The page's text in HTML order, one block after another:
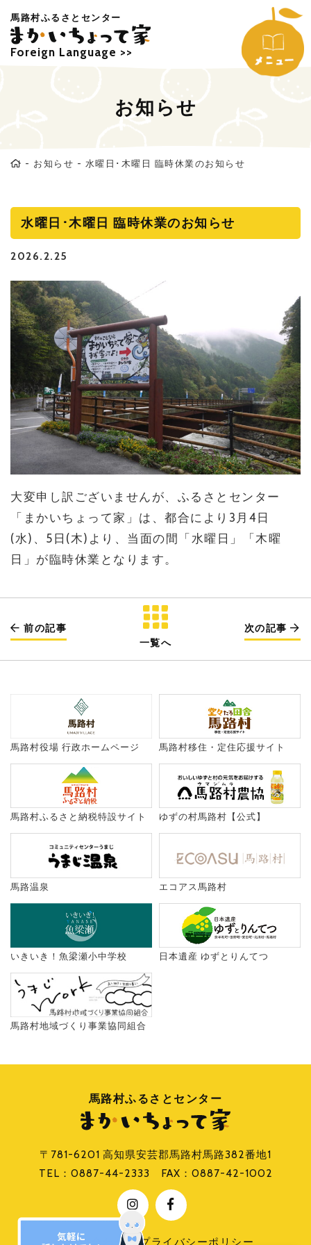
馬路村ふるさとセンター
Foreign Language >>
お知らせ
- お知らせ - 水曜日･木曜日 臨時休業のお知らせ
水曜日･木曜日 臨時休業のお知らせ
2026.2.25
大変申し訳ございませんが、ふるさとセンター
「まかいちょって家」は、都合により3月4日
(水)、5日(木)より、当面の間「水曜日」「木曜
日」が臨時休業となります。
前の記事
一覧へ
次の記事
馬路村役場 行政ホームページ 馬路村移住・定住応援サイト
馬路村ふるさと納税特設サイト ゆずの村馬路村【公式】
馬路温泉 エコアス馬路村
いきいき！魚梁瀬小中学校 日本遺産 ゆずとりんてつ
馬路村地域づくり事業協同組合
馬路村ふるさとセンター
〒781-6201 高知県安芸郡馬路村馬路382番地1
TEL： 0887-44-2333 FAX：0887-42-1002
お問い合わせ プライバシーポリシー